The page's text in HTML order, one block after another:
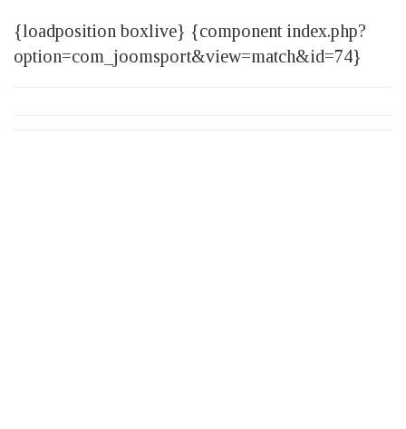
{loadposition boxlive} {component index.php?
option=com_joomsport&view=match&id=74}